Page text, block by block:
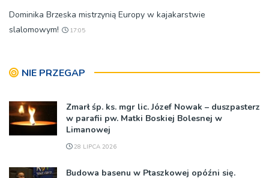
Dominika Brzeska mistrzynią Europy w kajakarstwie
slalomowym!
17:05
NIE PRZEGAP
Zmarł śp. ks. mgr lic. Józef Nowak – duszpasterz
w parafii pw. Matki Boskiej Bolesnej w
Limanowej
28 LIPCA 2026
Budowa basenu w Ptaszkowej opóźni się.